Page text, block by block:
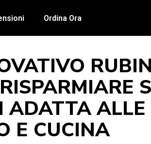
Ordina Ora
ADATTA ALLE
E CUCINA